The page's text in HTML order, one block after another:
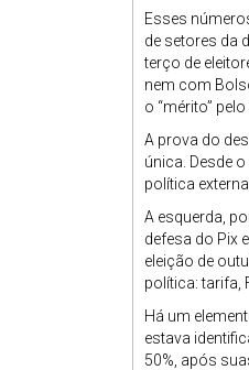
Esses
de setores da
terço de
nem com
o “mérito”
A prova do
única. Desde
política
A esquerda,
defesa do Pix
eleição de
política: tarifa,
Há um
estava
50%, após